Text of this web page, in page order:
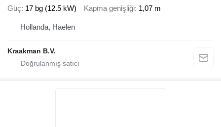
Güç 17 bg (12.5 kW) Kapma genişliği 1,07 m
Hollanda, Haelen
Kraakman B.V.